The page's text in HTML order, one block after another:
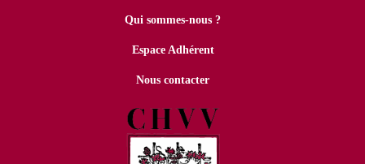
Qui sommes-nous ?
Espace Adhérent
Nous contacter